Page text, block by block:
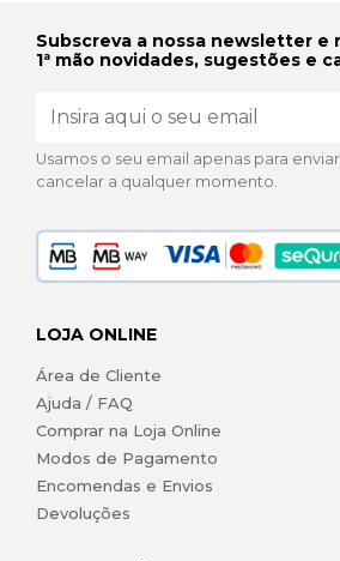
Subscreva a nossa newsletter e
1ª mão novidades, sugestões e
Usamos o seu email apenas para
cancelar a qualquer momento.
LOJA ONLINE
Área de Cliente
Ajuda / FAQ
Comprar na Loja Online
Modos de Pagamento
Encomendas e Envios
Devoluções